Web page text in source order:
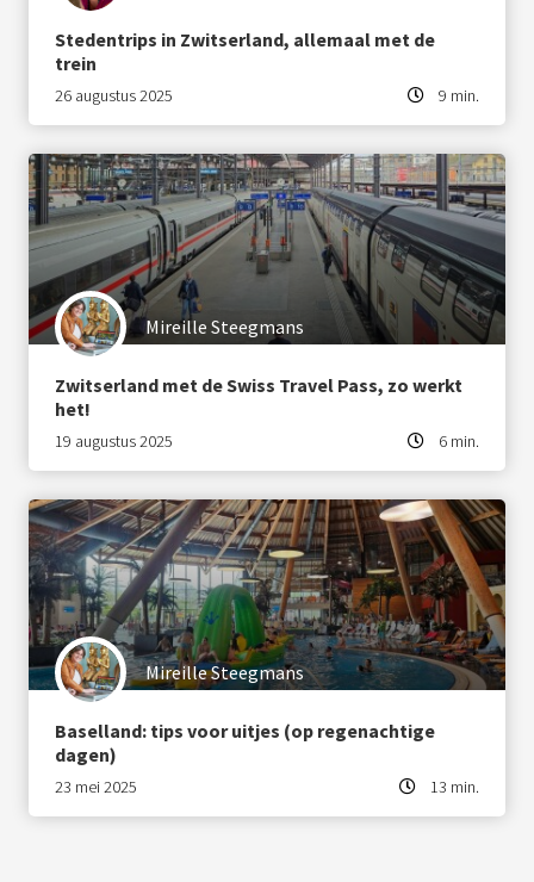
Stedentrips in Zwitserland, allemaal met de
trein
26 augustus 2025 9 min.
Mireille Steegmans
Zwitserland met de Swiss Travel Pass, zo werkt
het!
19 augustus 2025 6 min.
Mireille Steegmans
Baselland: tips voor uitjes (op regenachtige
dagen)
23 mei 2025 13 min.